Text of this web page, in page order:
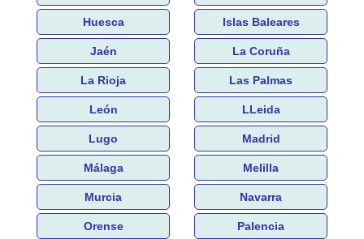
Huesca Islas Baleares
Jaén La Coruña
La Rioja Las Palmas
León LLeida
Lugo Madrid
Málaga Melilla
Murcia Navarra
Orense Palencia